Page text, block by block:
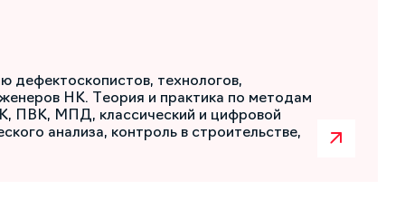
дефектоскопистов, технологов,
НК. Теория и практика по методам
ПВК, МПД, классический и цифровой
анализа, контроль в строительстве,